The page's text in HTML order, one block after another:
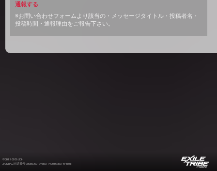
通報する
※お問い合わせフォームより該当の・メッセージタイトル・投稿者名・
投稿時間・通報理由をご報告下さい。
©2012-2026 LDH
JASRAC許諾番号 9008675017Y55011 9008675014Y41011